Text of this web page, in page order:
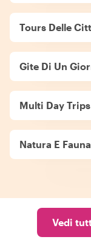
Tours Delle
Gite Di Un
Multi Day
Natura E
Vedi